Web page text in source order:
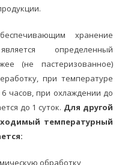
хранение
определенный
(не пастеризованное)
при температуре
часов, при охлаждении до
до 1 суток. Для другой
температурный
обработку